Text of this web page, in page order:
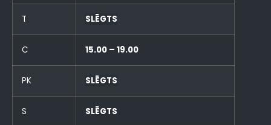
T SLĒGTS
C 15.00 – 19.00
PK SLĒGTS
S SLĒGTS